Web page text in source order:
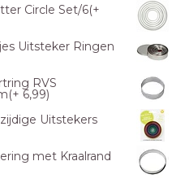
Circle Set/6(+
Uitsteker Ringen
RVS
6,99)
Uitstekers
met Kraalrand